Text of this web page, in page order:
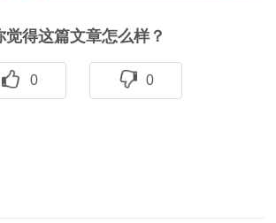
觉得这篇文章怎么样？
0 0